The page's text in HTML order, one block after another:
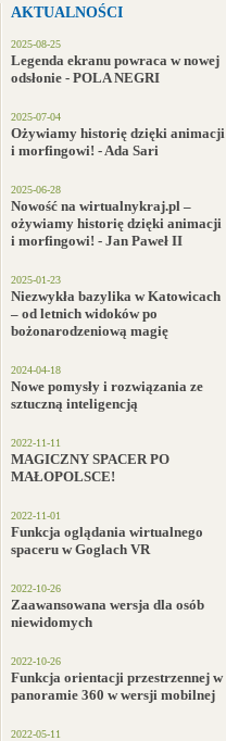
AKTUALNOŚCI
2025-08-25
Legenda ekranu powraca w nowej
odsłonie - POLA NEGRI
2025-07-04
Ożywiamy historię dzięki animacji
i morfingowi! - Ada Sari
2025-06-28
Nowość na wirtualnykraj.pl –
ożywiamy historię dzięki animacji
i morfingowi! - Jan Paweł II
2025-01-23
Niezwykła bazylika w Katowicach
– od letnich widoków po
bożonarodzeniową magię
2024-04-18
Nowe pomysły i rozwiązania ze
sztuczną inteligencją
2022-11-11
MAGICZNY SPACER PO
MAŁOPOLSCE!
2022-11-01
Funkcja oglądania wirtualnego
spaceru w Goglach VR
2022-10-26
Zaawansowana wersja dla osób
niewidomych
2022-10-26
Funkcja orientacji przestrzennej w
panoramie 360 w wersji mobilnej
2022-05-11